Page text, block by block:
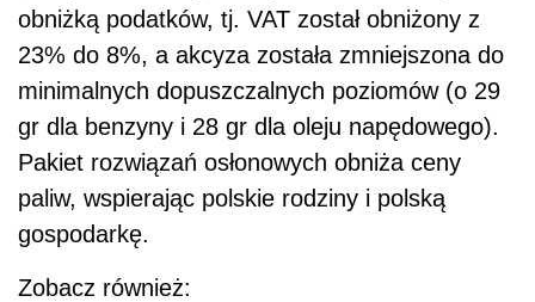
obniżką podatków, tj. VAT został obniżony z
23% do 8%, a akcyza została zmniejszona do
minimalnych dopuszczalnych poziomów (o 29
gr dla benzyny i 28 gr dla oleju napędowego).
Pakiet rozwiązań osłonowych obniża ceny
paliw, wspierając polskie rodziny i polską
gospodarkę.
Zobacz również: